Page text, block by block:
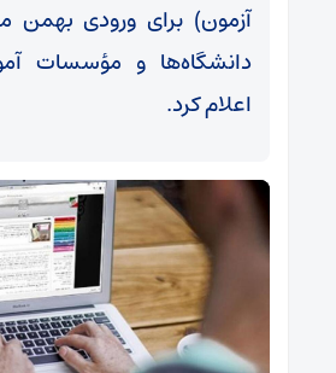
دانشگاه‌ها و مؤسسات
اعلام کرد.